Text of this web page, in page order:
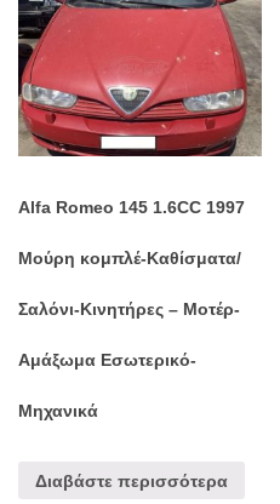
Alfa Romeo 145 1.6CC 1997
Μούρη κομπλέ-Καθίσματα/
Σαλόνι-Κινητήρες – Μοτέρ-
Αμάξωμα Εσωτερικό-
Μηχανικά
Διαβάστε περισσότερα